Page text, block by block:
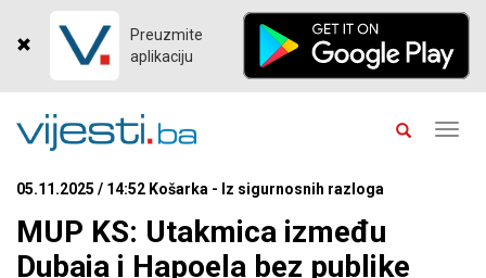
Preuzmite
aplikaciju
05.11.2025 / 14:52 Košarka - Iz sigurnosnih razloga
MUP KS: Utakmica između
Dubaia i Hapoela bez publike